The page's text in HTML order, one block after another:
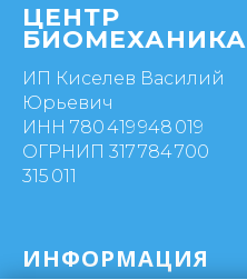
ЦЕНТР
БИОМЕХАНИКА
ИП Киселев Василий
Юрьевич
ИНН 780 419 948 019
ОГРНИП 317 784 700
315 011
ИНФОРМАЦИЯ